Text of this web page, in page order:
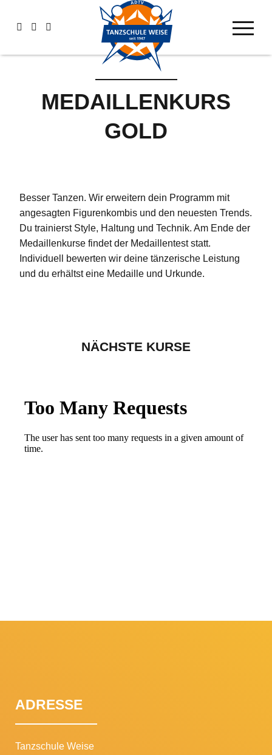
MEDAILLENKURS
GOLD
Besser Tanzen. Wir erweitern dein Programm mit
angesagten Figurenkombis und den neuesten Trends.
Du trainierst Style, Haltung und Technik. Am Ende der
Medaillenkurse findet der Medaillentest statt.
Individuell bewerten wir deine tänzerische Leistung
und du erhältst eine Medaille und Urkunde.
NÄCHSTE KURSE
ADRESSE
Tanzschule Weise